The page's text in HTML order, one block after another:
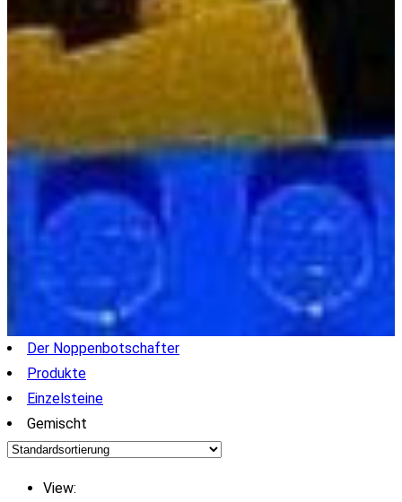
Der Noppenbotschafter
Produkte
Einzelsteine
Gemischt
View: